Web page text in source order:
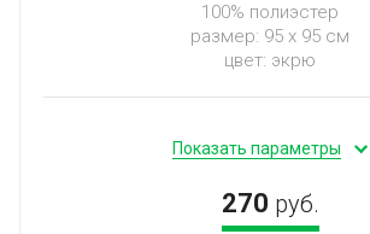
100% полиэстер
размер: 95 х 95 см
цвет: экрю
Показать параметры
270 руб.